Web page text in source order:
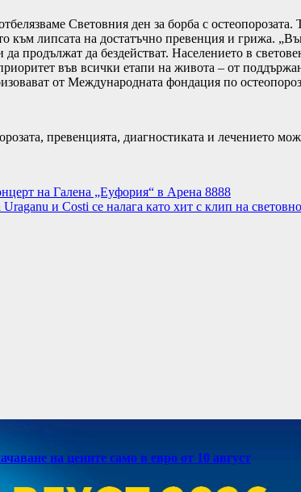
Световния ден за борба с
към липсата на достатъчно превенция и грижа.
да продължат да бездействат. Населението в
във всички етапи на живота – от
от Международната фондация по
превенцията, диагностиката и лечението
на Галена „Еуфория“ в Арена 8888
и Costi се налага като хит с клип на
на цените само в евро от 10 август